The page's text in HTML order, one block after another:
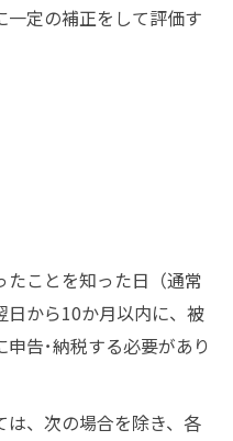
定の補正をして評価す
ことを知った日（通常
日から10か月以内に、被
告･納税する必要があり
、次の場合を除き、各